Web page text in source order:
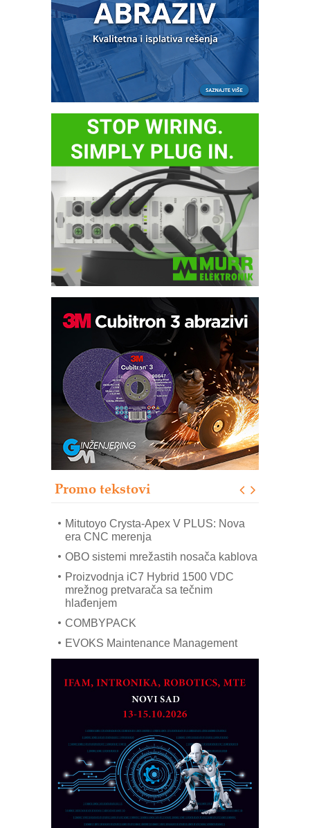
Promo tekstovi
Automatizacija pakovanja · Display
(Shelf-Ready) omotnice
Potpuna efikasnost bez složenih
sistema
Trajna oznaka kao dugoročna korist
Bezbednost na prvom mestu!
IB BLUMENAUER - više od 40 godina
poverenja u industriji
Art Utopia Studio – vizuelne priče
Mitutoyo Crysta-Apex V PLUS: Nova
era CNC merenja
OBO sistemi mrežastih nosača kablova
Proizvodnja iC7 Hybrid 1500 VDC
mrežnog pretvarača sa tečnim
hlađenjem
COMBYPACK
EVOKS Maintenance Management
na viši nivo
Detekcija različitih oblika
MAREX - Lim i mašine za savremena
rešenja
Marcom-plast d.o.o.- vaš pouzdan
partner
CTO - Prilagodite svoju toplinsku
obradu!
Razvoj asortimanskog pravca MINI-